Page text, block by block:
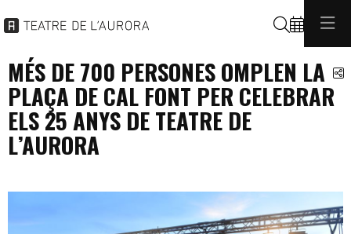
Cerca
MÉS DE 700 PERSONES OMPLEN LA
PLAÇA DE CAL FONT PER CELEBRAR
ELS 25 ANYS DE TEATRE DE
L’AURORA